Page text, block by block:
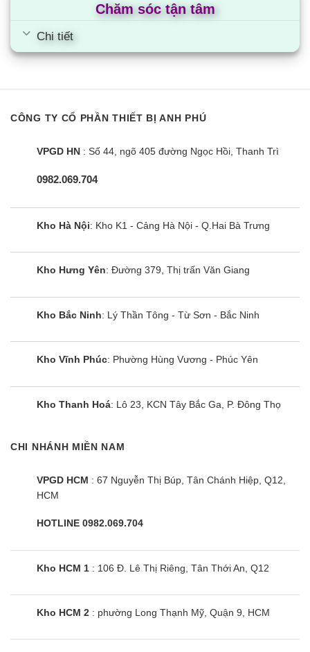
Chăm sóc tận tâm
Chi tiết
CÔNG TY CỔ PHẦN THIẾT BỊ ANH PHÚ
VPGD HN : Số 44, ngõ 405 đường Ngọc Hồi, Thanh Trì
0982.069.704
Kho Hà Nội: Kho K1 - Cảng Hà Nội - Q.Hai Bà Trưng
Kho Hưng Yên: Đường 379, Thị trấn Văn Giang
Kho Bắc Ninh: Lý Thần Tông - Từ Sơn - Bắc Ninh
Kho Vĩnh Phúc: Phường Hùng Vương - Phúc Yên
Kho Thanh Hoá: Lô 23, KCN Tây Bắc Ga, P. Đông Thọ
CHI NHÁNH MIỀN NAM
VPGD HCM : 67 Nguyễn Thị Búp, Tân Chánh Hiệp, Q12,
HCM
HOTLINE 0982.069.704
Kho HCM 1 : 106 Đ. Lê Thị Riêng, Tân Thới An, Q12
Kho HCM 2 : phường Long Thạnh Mỹ, Quận 9, HCM